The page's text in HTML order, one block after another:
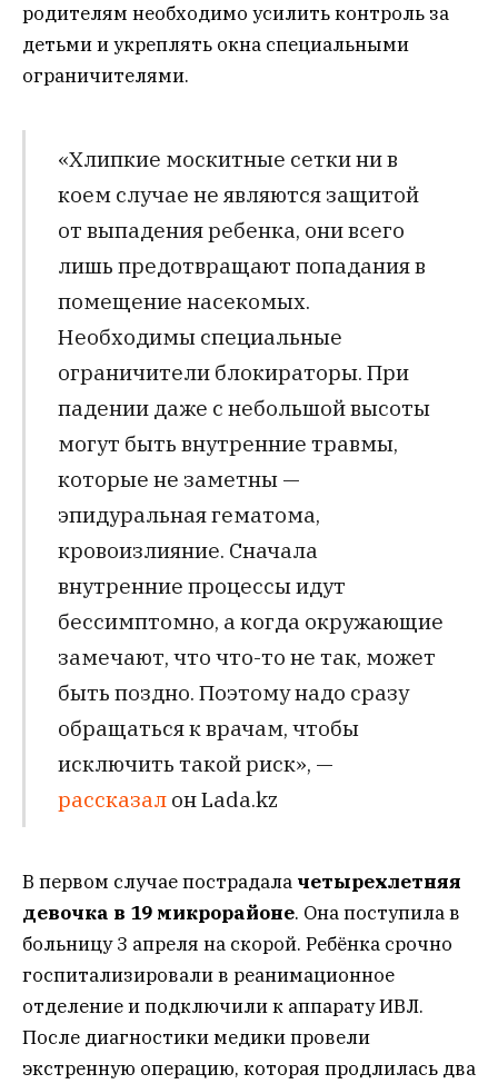
родителям необходимо усилить контроль за
детьми и укреплять окна специальными
ограничителями.
«Хлипкие москитные сетки ни в
коем случае не являются защитой
от выпадения ребенка, они всего
лишь предотвращают попадания в
помещение насекомых.
Необходимы специальные
ограничители блокираторы. При
падении даже с небольшой высоты
могут быть внутренние травмы,
которые не заметны —
эпидуральная гематома,
кровоизлияние. Сначала
внутренние процессы идут
бессимптомно, а когда окружающие
замечают, что что-то не так, может
быть поздно. Поэтому надо сразу
обращаться к врачам, чтобы
исключить такой риск», —
рассказалон Lada.kz
В первом случае пострадала четырехлетняя
девочка в 19 микрорайоне. Она поступила в
больницу 3 апреля на скорой. Ребёнка срочно
госпитализировали в реанимационное
отделение и подключили к аппарату ИВЛ.
После диагностики медики провели
экстренную операцию, которая продлилась два